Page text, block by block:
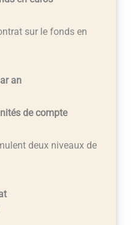
sur le fonds en
an
de compte
deux niveaux de